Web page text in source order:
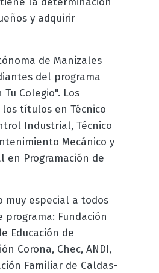
y adquirir
de Manizales
del programa
Colegio". Los
títulos en Técnico
Industrial, Técnico
Mecánico y
en Programación de
muy especial a todos
programa: Fundación
Educación de
Corona, Chec, ANDI,
Familiar de Caldas-